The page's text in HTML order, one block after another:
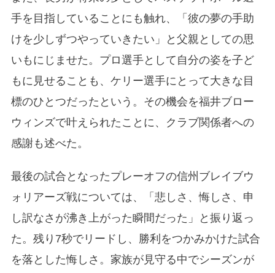
手を目指していることにも触れ、「彼の夢の手助
けを少しずつやっていきたい」と父親としての思
いもにじませた。プロ選手として自分の姿を子ど
もに見せることも、ケリー選手にとって大きな目
標のひとつだったという。その機会を福井ブロー
ウィンズで叶えられたことに、クラブ関係者への
感謝も述べた。
最後の試合となったプレーオフの信州ブレイブウ
ォリアーズ戦については、「悲しさ、悔しさ、申
し訳なさが沸き上がった瞬間だった」と振り返っ
た。残り7秒でリードし、勝利をつかみかけた試合
を落とした悔しさ。家族が見守る中でシーズンが